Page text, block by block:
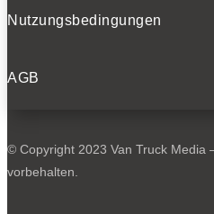
Nutzungsbedingungen
AGB
© Copyright 2023 Van Truck Media
vorbehalten.